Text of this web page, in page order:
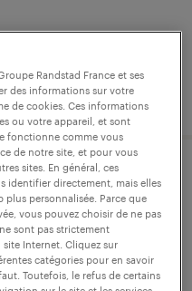
du travail
seine-maritime
Randstad France et ses
des informations sur votre
de cookies. Ces informations
ou votre appareil, et sont
fonctionne comme vous
de notre site, et pour vous
sites. En général, ces
identifier directement, mais elles
personnalisée. Parce que
vous pouvez choisir de ne pas
sont pas strictement
Internet. Cliquez sur
catégories pour en savoir
Toutefois, le refus de certains